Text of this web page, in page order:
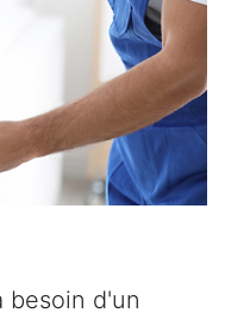
besoin d'un